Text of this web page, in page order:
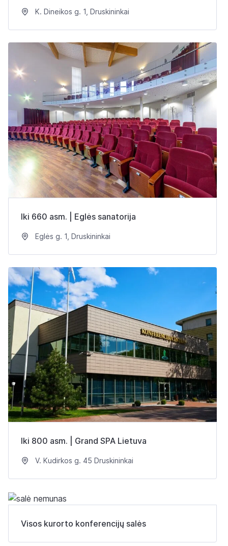
K. Dineikos g. 1, Druskininkai
Iki 660 asm. | Eglės sanatorija
Eglės g. 1, Druskininkai
Iki 800 asm. | Grand SPA Lietuva
V. Kudirkos g. 45 Druskininkai
Visos kurorto konferencijų salės